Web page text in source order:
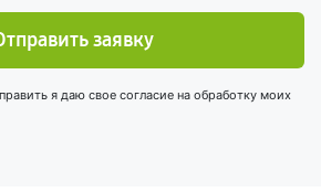
заявку
я даю свое согласие на обработку моих